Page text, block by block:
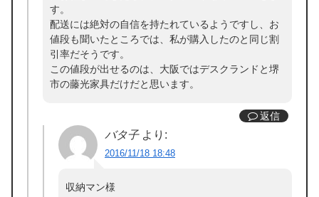
す。
配送には絶対の自信を持たれているようですし、お
値段も聞いたところでは、私が購入したのと同じ割
引率だそうです。
この値段が出せるのは、大阪ではデスクランドと堺
市の藤光家具だけだと思います。
返信
バタ子 より:
2016/11/18 18:48
収納マン様